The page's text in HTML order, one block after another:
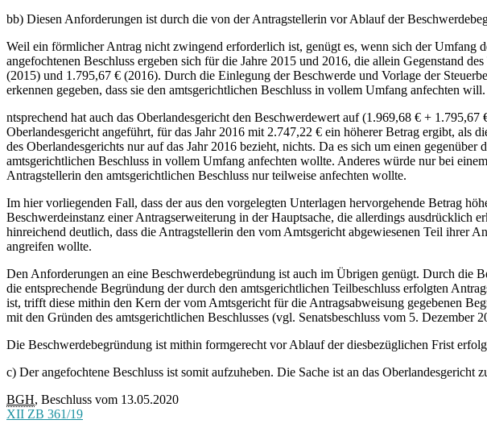
bb) Diesen Anforderungen ist durch die von der Antragstellerin vor Ablauf der
Weil ein förmlicher Antrag nicht zwingend erforderlich ist, genügt es, wenn sich der Umfang
angefochtenen Beschluss ergeben sich für die Jahre 2015 und 2016, die allein Gegenstand
(2015) und 1.795,67 € (2016). Durch die Einlegung der Beschwerde und Vorlage der
erkennen gegeben, dass sie den amtsgerichtlichen Beschluss in vollem Umfang anfechten will.
ntsprechend hat auch das Oberlandesgericht den Beschwerdewert auf (1.969,68 € +
Oberlandesgericht angeführt, für das Jahr 2016 mit 2.747,22 € ein höherer Betrag ergibt, als
des Oberlandesgerichts nur auf das Jahr 2016 bezieht, nichts. Da es sich um einen
amtsgerichtlichen Beschluss in vollem Umfang anfechten wollte. Anderes würde nur bei
Antragstellerin den amtsgerichtlichen Beschluss nur teilweise anfechten wollte.
Im hier vorliegenden Fall, dass der aus den vorgelegten Unterlagen hervorgehende Betrag
Beschwerdeinstanz einer Antragserweiterung in der Hauptsache, die allerdings
hinreichend deutlich, dass die Antragstellerin den vom Amtsgericht abgewiesenen Teil ihrer
angreifen wollte.
Den Anforderungen an eine Beschwerdebegründung ist auch im Übrigen genügt. Durch die
die entsprechende Begründung der durch den amtsgerichtlichen Teilbeschluss erfolgten
ist, trifft diese mithin den Kern der vom Amtsgericht für die Antragsabweisung gegebenen
mit den Gründen des amtsgerichtlichen Beschlusses (vgl. Senatsbeschluss vom 5.
Die Beschwerdebegründung ist mithin formgerecht vor Ablauf der diesbezüglichen Frist
c) Der angefochtene Beschluss ist somit aufzuheben. Die Sache ist an das
BGH, Beschluss vom 13.05.2020
XII ZB 361/19